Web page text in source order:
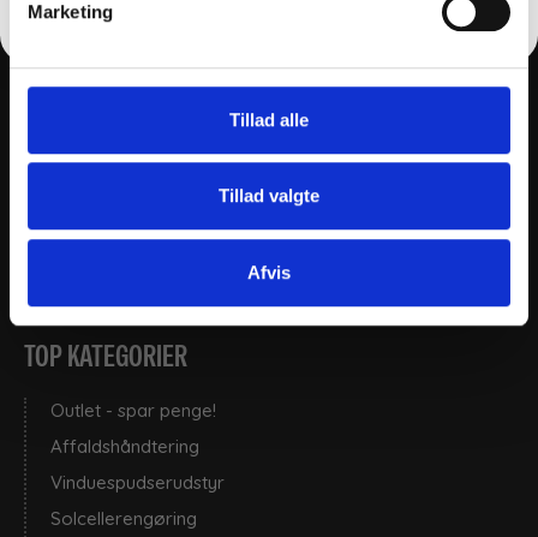
Marketing
Tillad alle
Tillad valgte
Afvis
Ønskeliste
Ordrehistorik
SIDEN
TOP KATEGORIER
Outlet - spar penge!
Affaldshåndtering
Vinduespudserudstyr
Solcellerengøring